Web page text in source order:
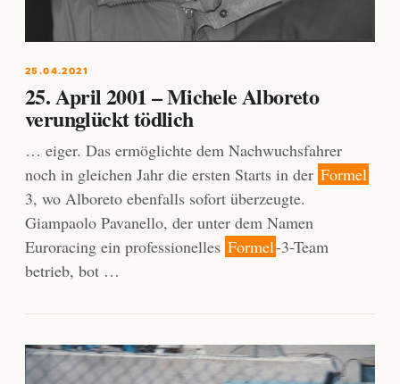
25.04.2021
25. April 2001 – Michele Alboreto
verunglückt tödlich
… eiger. Das ermöglichte dem Nachwuchsfahrer
noch in gleichen Jahr die ersten Starts in der Formel
3, wo Alboreto ebenfalls sofort überzeugte.
Giampaolo Pavanello, der unter dem Namen
Euroracing ein professionelles Formel-3-Team
betrieb, bot …